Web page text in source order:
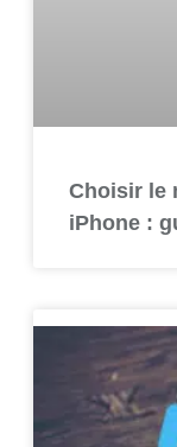
Choisir le
iPhone :